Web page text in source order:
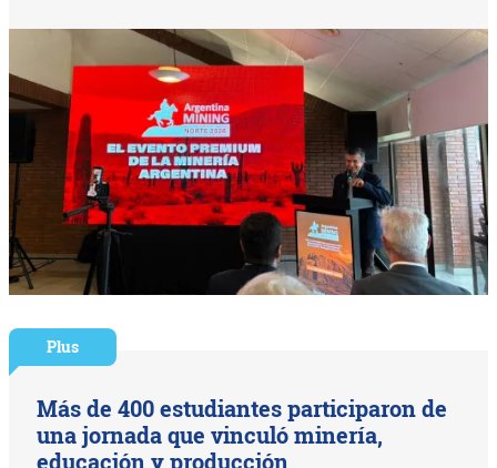
Plus
Más de 400 estudiantes participaron de
una jornada que vinculó minería,
educación y producción